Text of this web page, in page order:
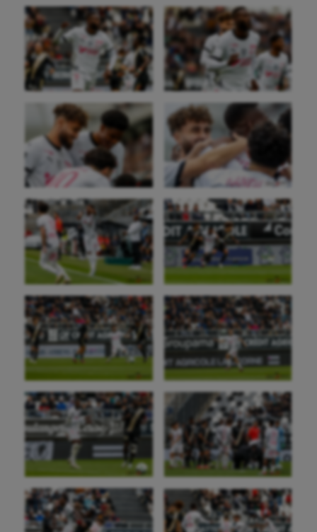
Athlétisme
Auto
Aviron
Balle à la main
Ballon au poing
Baseball
Billard
Boules lyonnaises
Canoë-kayak
Cerf Volant
Cheerleading
Course à pied
Crossfit
Cyclisme
Danse
Equitation
Escalade
Escrime
Fitness